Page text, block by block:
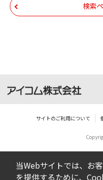
帰属します。ダウ
個人で使用される
せんのでご了承くだ
告なく改良及び変
ダウンロードサー
ファームウェアデ
コンの基本システ
検索
サイトのご利用について
当Webサイトでは、お
を提供するために、